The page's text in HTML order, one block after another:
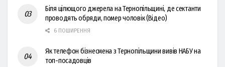
Біля цілющого джерела на Тернопільщині, де сектанти
проводять обряди, помер чоловік (Відео)
6 ПОШИРЕННЯ
Як телефон бізнесмена з Тернопільщини вивів НАБУ на
топ-посадовців